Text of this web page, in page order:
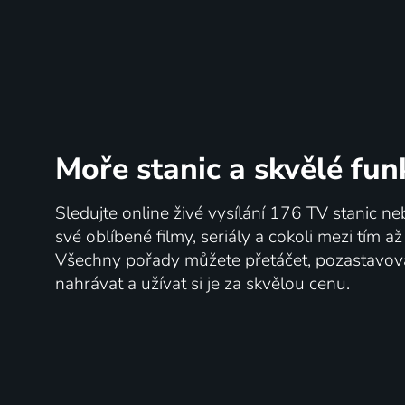
Moře stanic a skvělé
Sledujte online živé vysílání 176 TV stanic
své oblíbené filmy, seriály a cokoli mezi tím
Všechny pořady můžete přetáčet,
nahrávat a užívat si je za skvělou cenu.